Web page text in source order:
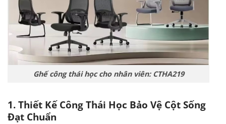
Ghế công thái học cho nhân viên: CTHA219
1. Thiết Kế Công Thái Học Bảo Vệ Cột Sống
Đạt Chuẩn